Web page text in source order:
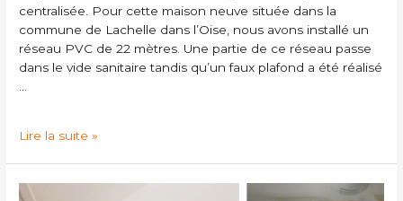
centralisée. Pour cette maison neuve située dans la
commune de Lachelle dans l’Oise, nous avons installé un
réseau PVC de 22 mètres. Une partie de ce réseau passe
dans le vide sanitaire tandis qu’un faux plafond a été réalisé
Lire la suite »